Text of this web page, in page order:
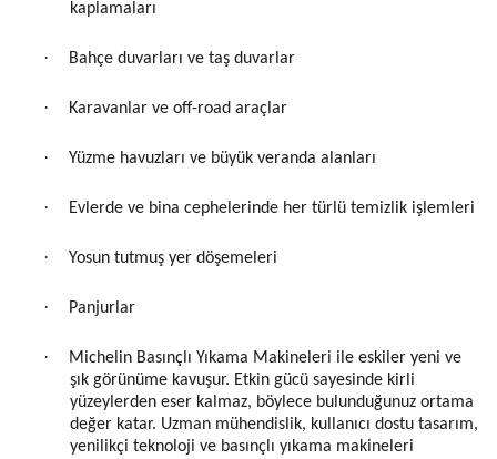
kaplamaları
· Bahçe duvarları ve taş duvarlar
· Karavanlar ve off-road araçlar
· Yüzme havuzları ve büyük veranda alanları
· Evlerde ve bina cephelerinde her türlü temizlik işlemleri
· Yosun tutmuş yer döşemeleri
· Panjurlar
·
Michelin Basınçlı Yıkama Makineleri ile eskiler yeni ve
şık görünüme kavuşur. Etkin gücü sayesinde kirli
yüzeylerden eser kalmaz, böylece bulunduğunuz ortama
değer katar. Uzman mühendislik, kullanıcı dostu tasarım,
yenilikçi teknoloji ve basınçlı yıkama makineleri